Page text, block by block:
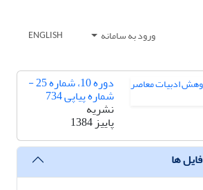
ورود به سامانه ENGLISH
دوره 10، شماره 25 -
شماره پیاپی 734
نشریه
پاییز 1384
فایل ها